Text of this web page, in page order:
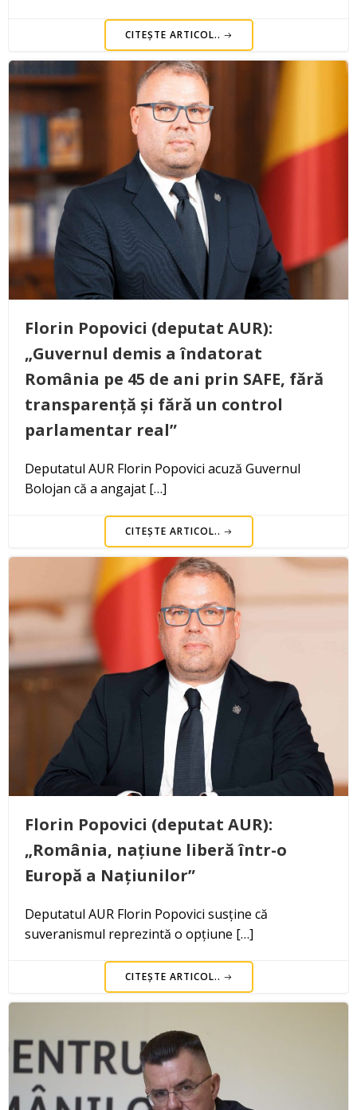
CITEȘTE ARTICOL..
Florin Popovici (deputat AUR):
„Guvernul demis a îndatorat
România pe 45 de ani prin SAFE, fără
transparență și fără un control
parlamentar real”
Deputatul AUR Florin Popovici acuză Guvernul
Bolojan că a angajat […]
CITEȘTE ARTICOL..
Florin Popovici (deputat AUR):
„România, națiune liberă într-o
Europă a Națiunilor”
Deputatul AUR Florin Popovici susține că
suveranismul reprezintă o opțiune […]
CITEȘTE ARTICOL..